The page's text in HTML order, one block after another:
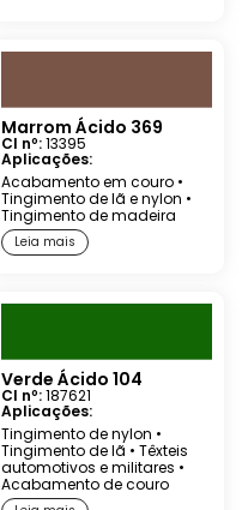
Marrom Ácido 369
CI nº:13395
Aplicações:
Acabamento em couro•
Tingimento de lã e nylon •
Tingimento de madeira
Leia mais
Verde Ácido 104
CI nº:187621
Aplicações:
Tingimento de nylon •
Tingimento de lã • Têxteis
automotivos e militares •
Acabamento de couro